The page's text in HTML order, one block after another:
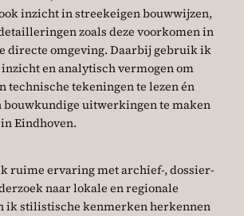
inzicht in streekeigen bouwwijzen,
zoals deze voorkomen in
directe omgeving. Daarbij gebruik ik
en analytisch vermogen om
technische tekeningen te lezen én
bouwkundige uitwerkingen te maken
Eindhoven.
ruime ervaring met archief-, dossier-
naar lokale en regionale
ik stilistische kenmerken herkennen